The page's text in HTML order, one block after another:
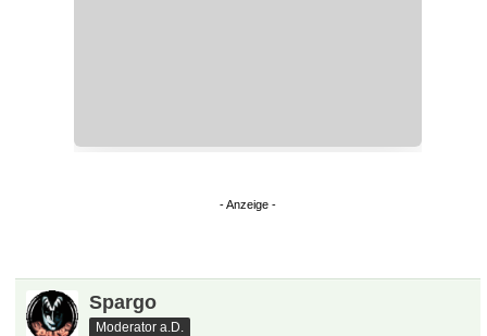
Spargo
Moderator a.D.